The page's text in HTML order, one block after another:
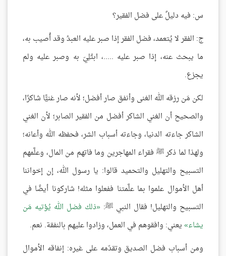
س: فيه دليلٌ على فضل الفقير؟
ج: الفقر لا يُتعمد، فضل الفقر إذا صبر عليه العبدُ وقد أُصيب به،
ما يبحث عنه، إذا صبر عليه .....، ابتُلِيَ به وصبر عليه ولم
يجزع.
لكن مَن رزقه الله الغنى وأنفق صار أفضل؛ لأنه صار غنيًّا شاكرًا،
والصحيح أن الغني الشاكر أفضل من الفقير الصابر؛ لأن الغني
الشاكر جاءته الدنيا، وجاءته أسباب الشر، فحفظه الله وأعانه؛
ولهذا لما ذكر ﷺ فقراء المهاجرين وما فاتهم من المال، وعلَّمهم
التسبيح والتهليل والتحميد قالوا: يا رسول الله، إن إخواننا
أهل الأموال علموا بما علَّمتنا ففعلوا مثله! شاركونا أيضًا في
التسبيح والتهليل! فقال النبي ﷺ: ذلك فضل الله يُؤتيه مَن
يشاء يعني: وافقوهم في العمل، وزادوا عليهم بالنفقة. نعم.
ومن أسباب فضل الصديق وتقدّمه على غيره: إنفاقه الأموال